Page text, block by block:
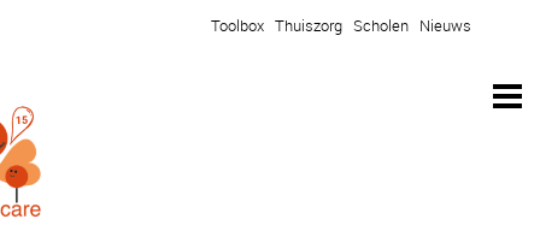
Toolbox Thuiszorg Scholen Nieuws